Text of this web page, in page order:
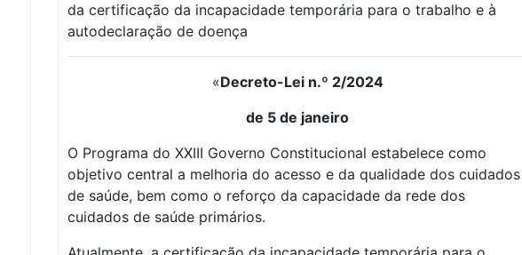
da certificação da incapacidade temporária para o trabalho e à
autodeclaração de doença
«Decreto-Lei n.º 2/2024
de 5 de janeiro
O Programa do XXIII Governo Constitucional estabelece como
objetivo central a melhoria do acesso e da qualidade dos cuidados
de saúde, bem como o reforço da capacidade da rede dos
cuidados de saúde primários.